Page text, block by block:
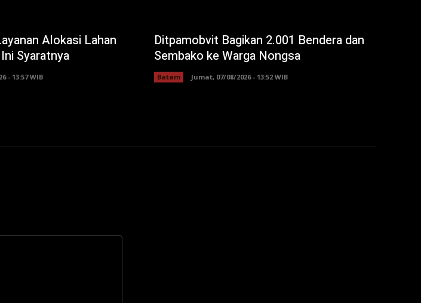
Alokasi Lahan
Syaratnya
- 13:57 WIB
Ditpamobvit Bagikan 2.001 Bendera dan
Sembako ke Warga Nongsa
Batam Jumat, 07/08/2026 - 13:52 WIB